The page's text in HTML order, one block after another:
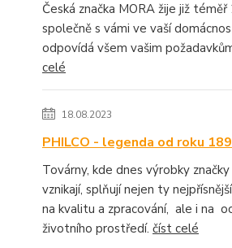
Česká značka MORA žije již
společně s vámi ve vaší
odpovídá všem vašim
celé
18.08.2023
PHILCO - legenda od roku
Továrny, kde dnes výrobky
vznikají, splňují nejen ty
na kvalitu a zpracování, ale i na
životního prostředí. číst celé